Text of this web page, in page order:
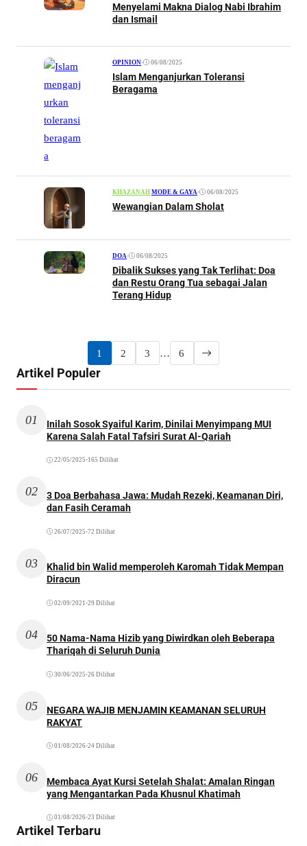
Menyelami Makna Dialog Nabi Ibrahim
dan Ismail
OPINION• 06/08/2025
Islam Menganjurkan Toleransi
Beragama
KHAZANAH MODE & GAYA• 06/08/2025
Wewangian Dalam Sholat
DOA• 06/08/2025
Dibalik Sukses yang Tak Terlihat: Doa
dan Restu Orang Tua sebagai Jalan
Terang Hidup
1 2 3 … 6
Artikel Populer
01
Inilah Sosok Syaiful Karim, Dinilai Menyimpang MUI
Karena Salah Fatal Tafsiri Surat Al-Qariah
22/05/2025 •165 Dilihat
02
3 Doa Berbahasa Jawa: Mudah Rezeki, Keamanan Diri,
dan Fasih Ceramah
26/07/2025 •72 Dilihat
03
Khalid bin Walid memperoleh Karomah Tidak Mempan
Diracun
02/09/2021 •29 Dilihat
04
50 Nama-Nama Hizib yang Diwirdkan oleh Beberapa
Thariqah di Seluruh Dunia
30/06/2025 •26 Dilihat
05
NEGARA WAJIB MENJAMIN KEAMANAN SELURUH
RAKYAT
01/08/2026•24 Dilihat
06
Membaca Ayat Kursi Setelah Shalat: Amalan Ringan
yang Mengantarkan Pada Khusnul Khatimah
01/08/2026•23 Dilihat
Artikel Terbaru